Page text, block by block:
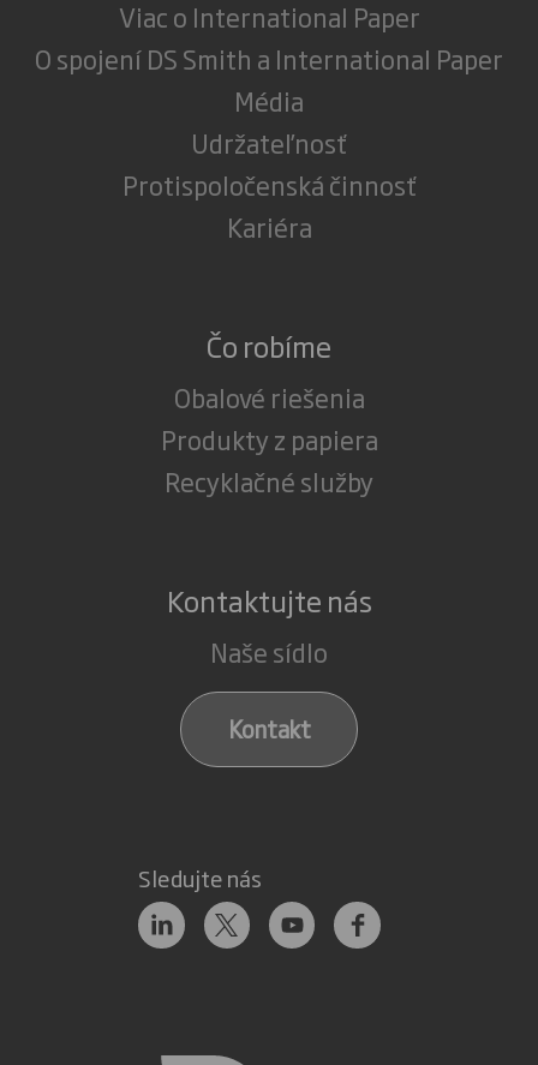
Viac o International Paper
O spojení DS Smith a International Paper
Média
Udržateľnosť
Protispoločenská činnosť
Kariéra
Čo robíme
Obalové riešenia
Produkty z papiera
Recyklačné služby
Kontaktujte nás
Naše sídlo
Kontakt
Sledujte nás